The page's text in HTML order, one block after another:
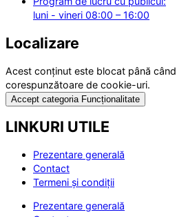
luni - vineri 08:00 – 16:00
Localizare
Acest conținut este blocat până
corespunzătoare de cookie-uri.
Accept categoria Funcționalitate
LINKURI UTILE
Prezentare generală
Contact
Termeni și condiții
Prezentare generală